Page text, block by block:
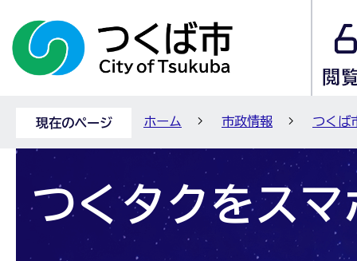
現在のページ ホーム 市政情報 つくば
つくタクをスマ